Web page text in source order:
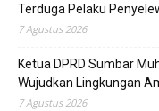
Terduga Pelaku
7 Agustus 2026
Ketua DPRD Sumbar
Wujudkan Lingkungan
7 Agustus 2026